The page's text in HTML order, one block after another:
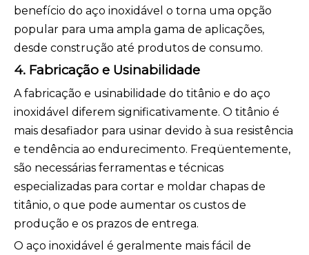
benefício do aço inoxidável o torna uma opção
popular para uma ampla gama de aplicações,
desde construção até produtos de consumo.
4. Fabricação e Usinabilidade
A fabricação e usinabilidade do titânio e do aço
inoxidável diferem significativamente. O titânio é
mais desafiador para usinar devido à sua resistência
e tendência ao endurecimento. Freqüentemente,
são necessárias ferramentas e técnicas
especializadas para cortar e moldar chapas de
titânio, o que pode aumentar os custos de
produção e os prazos de entrega.
O aço inoxidável é geralmente mais fácil de